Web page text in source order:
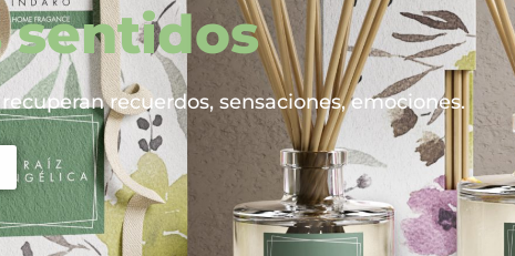
sentidos
recuerdos, sensaciones, emociones.